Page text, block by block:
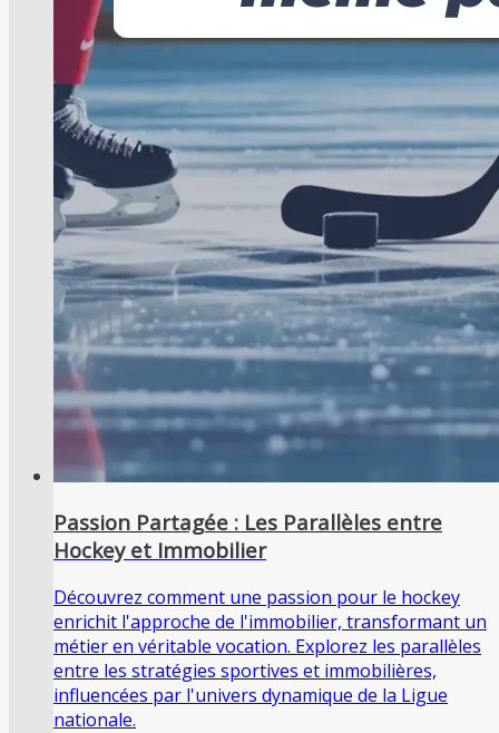
Passion Partagée : Les Parallèles entre
Hockey et Immobilier
Découvrez comment une passion pour le hockey
enrichit l'approche de l'immobilier, transformant un
métier en véritable vocation. Explorez les parallèles
entre les stratégies sportives et immobilières,
influencées par l'univers dynamique de la Ligue
nationale.